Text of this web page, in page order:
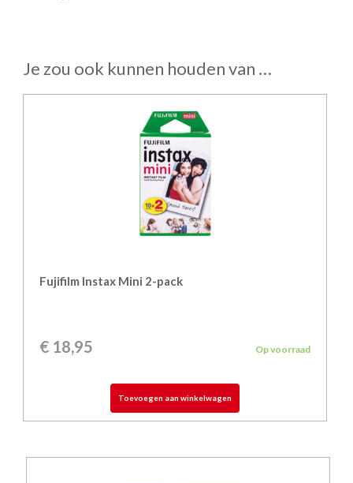
Je zou ook kunnen houden van …
Fujifilm Instax Mini 2-pack
€ 18,95 Op voorraad
Toevoegen aan winkelwagen